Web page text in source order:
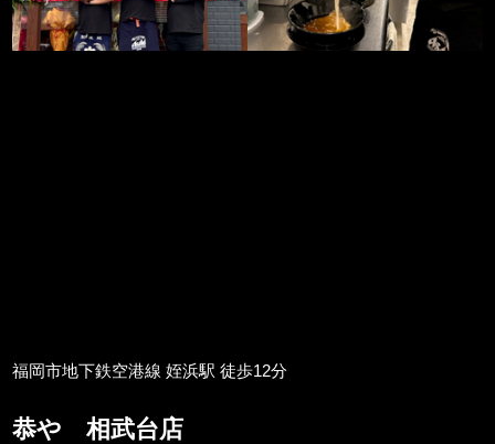
福岡市地下鉄空港線 姪浜駅 徒歩12分
恭や 相武台店